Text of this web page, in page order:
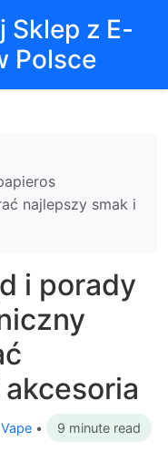
Sklep z E-
Polsce
najlepszy smak i
i porady
Vape • 9 minute read